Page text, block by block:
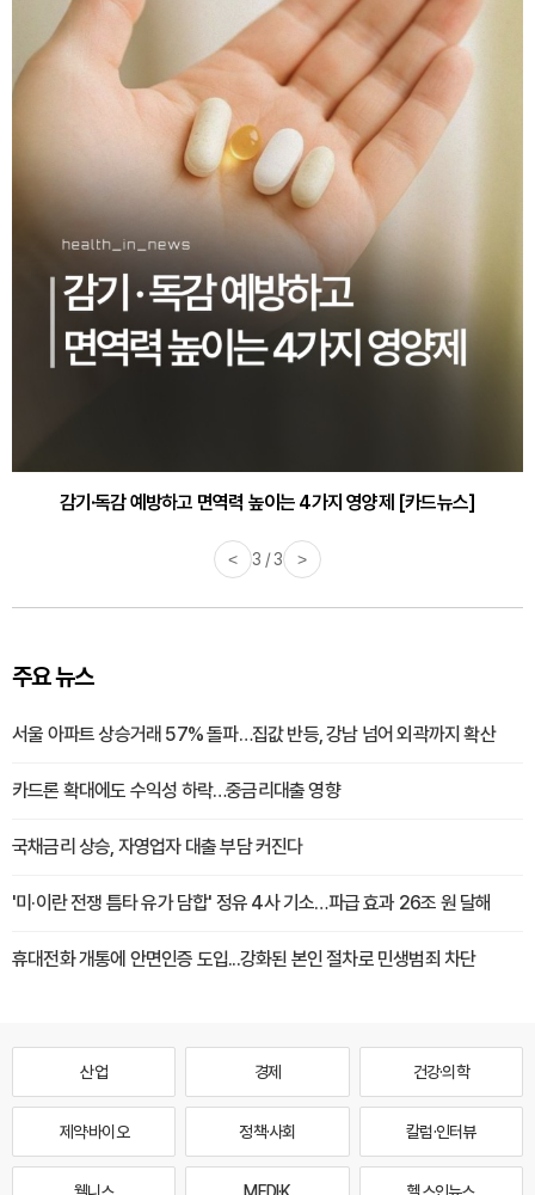
감기·독감 예방하고 면역력 높이는 4가지 영양제 [카드뉴스]
< 3 / 3 >
주요 뉴스
서울 아파트 상승거래 57% 돌파…집값 반등, 강남 넘어 외곽까지 확산
카드론 확대에도 수익성 하락…중금리대출 영향
국채금리 상승, 자영업자 대출 부담 커진다
'미·이란 전쟁 틈타 유가 담합' 정유 4사 기소…파급 효과 26조 원 달해
휴대전화 개통에 안면인증 도입...강화된 본인 절차로 민생범죄 차단
산업 경제 건강·의학
제약·바이오 정책·사회 칼럼·인터뷰